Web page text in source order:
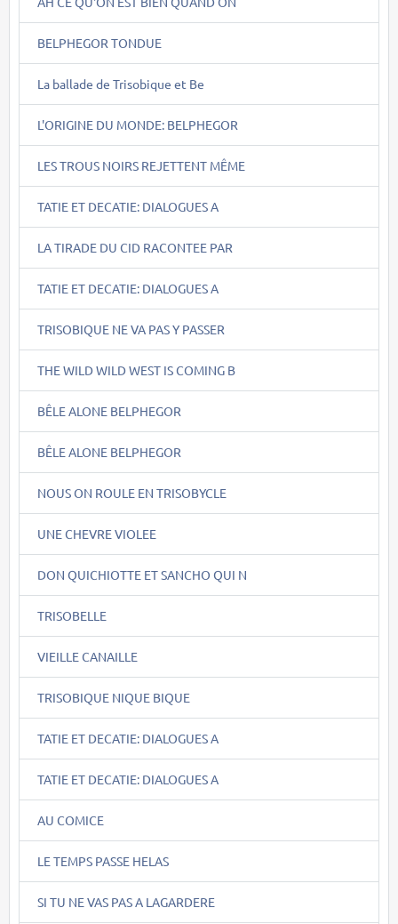
BELPHEGOR TONDUE
La ballade de Trisobique et Be
L'ORIGINE DU MONDE: BELPHEGOR
LES TROUS NOIRS REJETTENT MÊME
TATIE ET DECATIE: DIALOGUES A
LA TIRADE DU CID RACONTEE PAR
TATIE ET DECATIE: DIALOGUES A
TRISOBIQUE NE VA PAS Y PASSER
THE WILD WILD WEST IS COMING B
BÊLE ALONE BELPHEGOR
BÊLE ALONE BELPHEGOR
NOUS ON ROULE EN TRISOBYCLE
UNE CHEVRE VIOLEE
DON QUICHIOTTE ET SANCHO QUI N
TRISOBELLE
VIEILLE CANAILLE
TRISOBIQUE NIQUE BIQUE
TATIE ET DECATIE: DIALOGUES A
TATIE ET DECATIE: DIALOGUES A
AU COMICE
LE TEMPS PASSE HELAS
SI TU NE VAS PAS A LAGARDERE